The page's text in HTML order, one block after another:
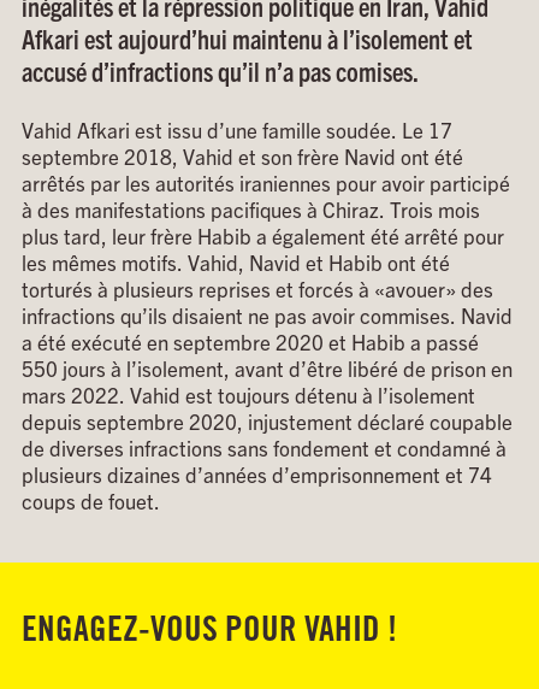
Afkari est aujourd’hui maintenu à l’isolement et
accusé d’infractions qu’il n’a pas comises.
Vahid Afkari est issu d’une famille soudée. Le 17
septembre 2018, Vahid et son frère Navid ont été
arrêtés par les autorités iraniennes pour avoir participé
à des manifestations pacifiques à Chiraz . Trois mois
plus tard, leur frère Habib a également été arrêté pour
les mêmes motifs. Vahid Navid et Habib ont été
torturés à plusieurs reprises et forcés à «avouer»des
infractions qu’ils disaient ne pas avoir commises. Navid
a été exécuté en septembre 2020 et Habib a passé
550 jours à l’isolement, avant d’être libéré de prison en
mars 2022. Vahid est toujours détenu à l’isolement
depuis septembre 2020, injustement déclaré coupable
de diverses infractions sans fondement et condamné à
plusieurs dizaines d’années d’emprisonnement et 74
coups de fouet.
ENGAGEZ-VOUS POUR VAHID !